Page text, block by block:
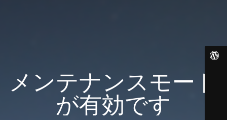
メンテナンスモード
が有効です